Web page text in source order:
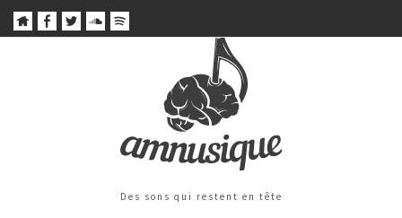
Des sons qui restent en tête